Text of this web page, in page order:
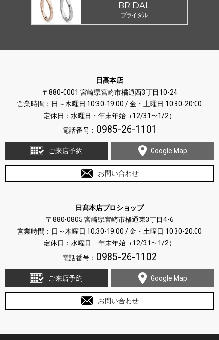
BRIDAL
ブライダル
日髙本店
〒880-0001 宮崎県宮崎市橘通西3丁目10-24
営業時間：日～木曜日 10:30-19:00 / 金・土曜日 10:30-20:00
定休日：水曜日・年末年始（12/31〜1/2）
電話番号： 0985-26-1101
ご来店予約 Google Map
お問い合わせ
日髙本店プロショップ
〒880-0805 宮崎県宮崎市橘通東3丁目4-6
営業時間：日～木曜日 10:30-19:00 / 金・土曜日 10:30-20:00
定休日：水曜日・年末年始（12/31〜1/2）
電話番号： 0985-26-1102
ご来店予約 Google Map
お問い合わせ